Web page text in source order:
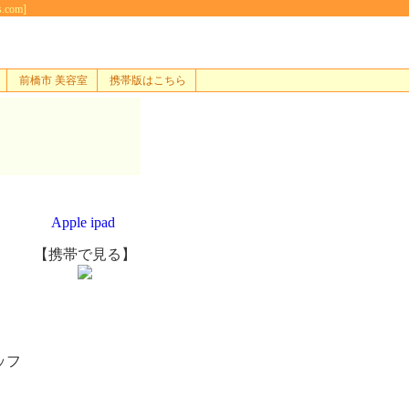
前橋市 美容室 携帯版はこちら
フ
Apple ipad
【携帯で見る】